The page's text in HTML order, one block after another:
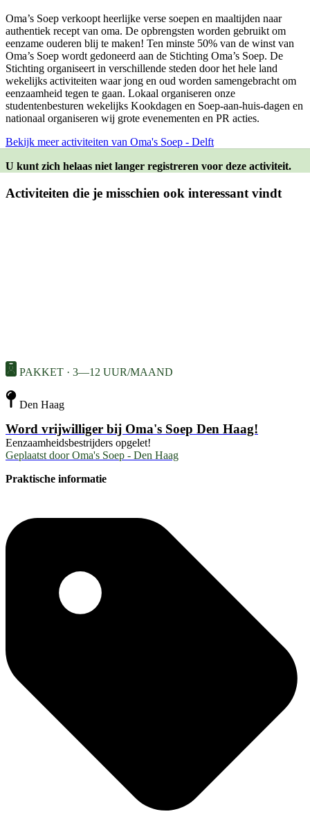
Oma’s Soep verkoopt heerlijke verse soepen en maaltijden naar
authentiek recept van oma. De opbrengsten worden gebruikt om
eenzame ouderen blij te maken! Ten minste 50% van de winst van
Oma’s Soep wordt gedoneerd aan de Stichting Oma’s Soep. De
Stichting organiseert in verschillende steden door het hele land
wekelijks activiteiten waar jong en oud worden samengebracht om
eenzaamheid tegen te gaan. Lokaal organiseren onze
studentenbesturen wekelijks Kookdagen en Soep-aan-huis-dagen en
nationaal organiseren wij grote evenementen en PR acties.
Bekijk meer activiteiten van Oma's Soep - Delft
U kunt zich helaas niet langer registreren voor deze activiteit.
Activiteiten die je misschien ook interessant vindt
PAKKET · 3—12 UUR/MAAND
Den Haag
Word vrijwilliger bij Oma's Soep Den Haag!
Eenzaamheidsbestrijders opgelet!
Geplaatst door Oma's Soep - Den Haag
Praktische informatie